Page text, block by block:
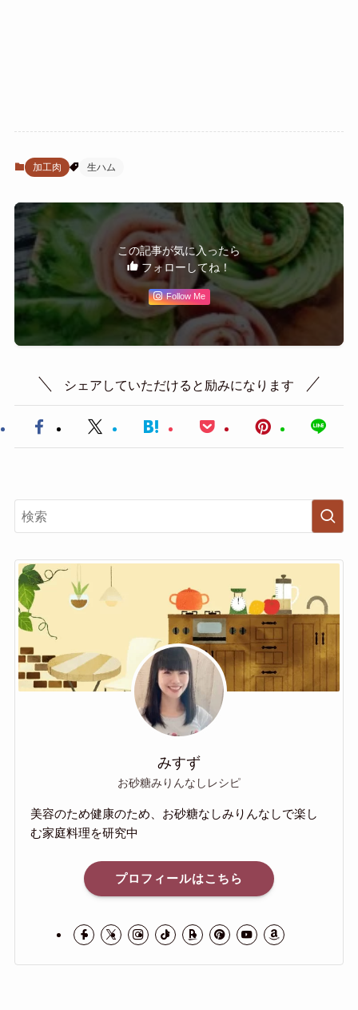
加工肉 生ハム
この記事が気に入ったら
フォローしてね！
Follow Me
シェアしていただけると励みになります
みすず
お砂糖みりんなしレシピ
美容のため健康のため、お砂糖なしみりんなしで楽し
む家庭料理を研究中
プロフィールはこちら